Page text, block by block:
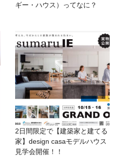
ギー・ハウス）ってなに？
2日間限定で【建築家と建てる
家】design casaモデルハウス
見学会開催！！